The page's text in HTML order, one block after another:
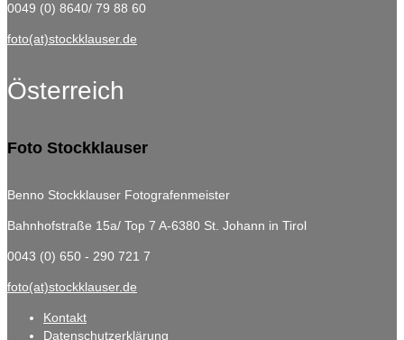
0049 (0) 8640/ 79 88 60
foto(at)stockklauser.de
Österreich
Foto Stockklauser
Benno Stockklauser Fotografenmeister
Bahnhofstraße 15a/ Top 7 A-6380 St. Johann in Tirol
0043 (0) 650 - 290 721 7
foto(at)stockklauser.de
Kontakt
Datenschutzerklärung